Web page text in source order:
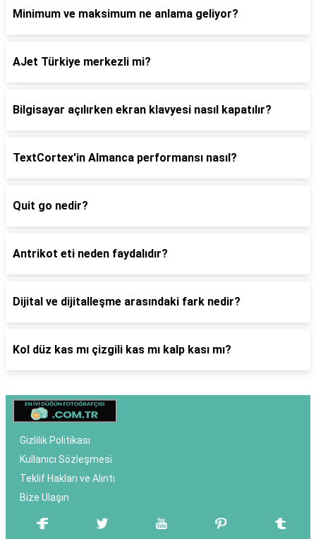
Minimum ve maksimum ne anlama geliyor?
AJet Türkiye merkezli mi?
Bilgisayar açılırken ekran klavyesi nasıl kapatılır?
TextCortex'in Almanca performansı nasıl?
Quit go nedir?
Antrikot eti neden faydalıdır?
Dijital ve dijitalleşme arasındaki fark nedir?
Kol düz kas mı çizgili kas mı kalp kası mı?
Gizlilik Politikası
Kullanıcı Sözleşmesi
Teklif Hakları ve Alıntı
Bize Ulaşın